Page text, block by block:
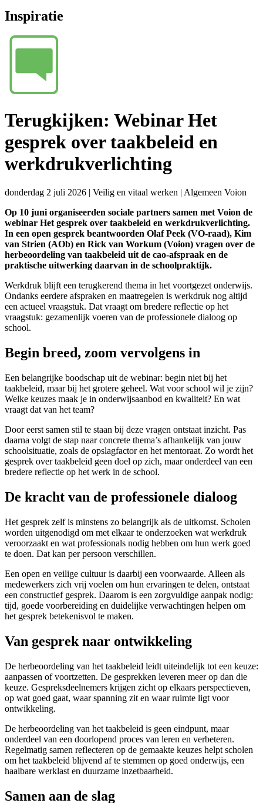
Inspiratie
Terugkijken: Webinar Het
gesprek over taakbeleid en
werkdrukverlichting
donderdag 2 juli 2026 | Veilig en vitaal werken | Algemeen Voion
Op 10 juni organiseerden sociale partners samen met Voion de
webinar Het gesprek over taakbeleid en werkdrukverlichting.
In een open gesprek beantwoorden Olaf Peek (VO-raad), Kim
van Strien (AOb) en Rick van Workum (Voion) vragen over de
herbeoordeling van taakbeleid uit de cao-afspraak en de
praktische uitwerking daarvan in de schoolpraktijk.
Werkdruk blijft een terugkerend thema in het voortgezet onderwijs.
Ondanks eerdere afspraken en maatregelen is werkdruk nog altijd
een actueel vraagstuk. Dat vraagt om bredere reflectie op het
vraagstuk: gezamenlijk voeren van de professionele dialoog op
school.
Begin breed, zoom vervolgens in
Een belangrijke boodschap uit de webinar: begin niet bij het
taakbeleid, maar bij het grotere geheel. Wat voor school wil je zijn?
Welke keuzes maak je in onderwijsaanbod en kwaliteit? En wat
vraagt dat van het team?
Door eerst samen stil te staan bij deze vragen ontstaat inzicht. Pas
daarna volgt de stap naar concrete thema’s afhankelijk van jouw
schoolsituatie, zoals de opslagfactor en het mentoraat. Zo wordt het
gesprek over taakbeleid geen doel op zich, maar onderdeel van een
bredere reflectie op het werk in de school.
De kracht van de professionele dialoog
Het gesprek zelf is minstens zo belangrijk als de uitkomst. Scholen
worden uitgenodigd om met elkaar te onderzoeken wat werkdruk
veroorzaakt en wat professionals nodig hebben om hun werk goed
te doen. Dat kan per persoon verschillen.
Een open en veilige cultuur is daarbij een voorwaarde. Alleen als
medewerkers zich vrij voelen om hun ervaringen te delen, ontstaat
een constructief gesprek. Daarom is een zorgvuldige aanpak nodig:
tijd, goede voorbereiding en duidelijke verwachtingen helpen om
het gesprek betekenisvol te maken.
Van gesprek naar ontwikkeling
De herbeoordeling van het taakbeleid leidt uiteindelijk tot een keuze:
aanpassen of voortzetten. De gesprekken leveren meer op dan die
keuze. Gespreksdeelnemers krijgen zicht op elkaars perspectieven,
op wat goed gaat, waar spanning zit en waar ruimte ligt voor
ontwikkeling.
De herbeoordeling van het taakbeleid is geen eindpunt, maar
onderdeel van een doorlopend proces van leren en verbeteren.
Regelmatig samen reflecteren op de gemaakte keuzes helpt scholen
om het taakbeleid blijvend af te stemmen op goed onderwijs, een
haalbare werklast en duurzame inzetbaarheid.
Samen aan de slag